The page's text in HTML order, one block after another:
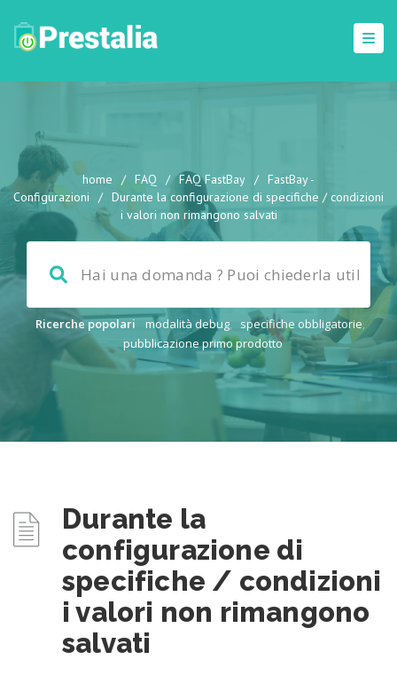
home / FAQ / FAQ FastBay / FastBay -
Configurazioni
/ Durante la configurazione di specifiche / condizioni
i valori non rimangono salvati
Ricerche popolari modalità debug, specifiche obbligatorie,
pubblicazione primo prodotto
Durante la
configurazione di
specifiche / condizioni
i valori non rimangono
salvati